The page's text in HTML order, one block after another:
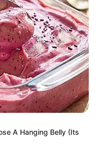
มาจารย์ไพ่ยิปซี)
ด็กอัจฉริยะในด้าน
ขึ้นมาทางแนวชายแดน
ก้าวร้าว ตั้งแก๊งค์
ามาซื้อที่ดินใน
ตุผลทางด้านเศรษฐกิจ
ทย
A Hanging Belly (Its